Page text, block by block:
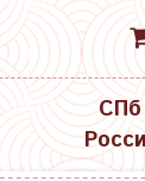
СПб